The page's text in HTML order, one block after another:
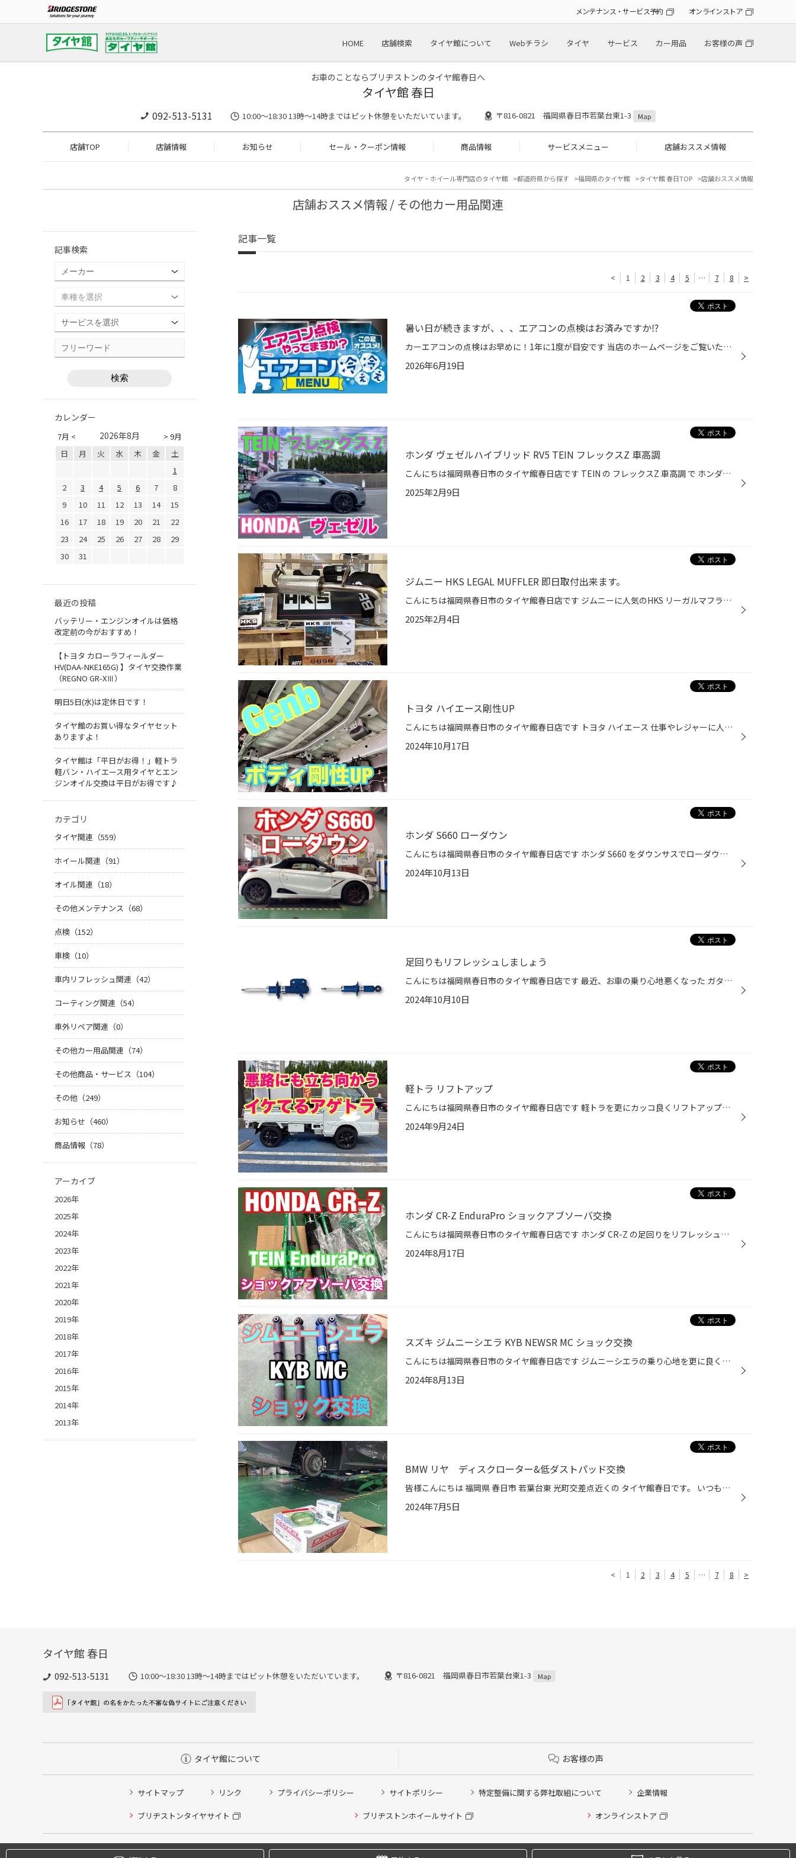
メンテナンス・サービス予約 オンラインストア
HOME 店舗検索 タイヤ館について Webチラシ タイヤ サービス カー用品 お客様の声
お車のことならブリヂストンのタイヤ館春日へ
タイヤ館 春日
092-513-5131 10:00～18:30 13時〜14時まではピット休憩をいただいています。 〒816-0821 福岡県春日市若葉台東1-3 Map
店舗TOP 店舗情報 お知らせ セール・クーポン情報 商品情報 サービスメニュー 店舗おススメ情報
タイヤ・ホイール専門店のタイヤ館 都道府県から探す 福岡県のタイヤ館 タイヤ館 春日TOP 店舗おススメ情報
店舗おススメ情報 / その他カー用品関連
記事一覧
< 1 2 3 4 5 … 7 8 >
暑い日が続きますが、、、エアコンの点検はお済みですか⁉
カーエアコンの点検はお早めに！1年に1度が目安です 当店のホームページをご覧いただきありがとうございます。 暑い日々が続いていますが、 おクルマのエアコンの点検はお済みでしょうか？ 家庭用のエアコンも点検やお掃除をするように、 おクルマのエアコンも同様に点検やメンテナンスが必要です！...
2026年6月19日
ホンダ ヴェゼルハイブリッド RV5 TEIN フレックスZ 車高調
こんにちは福岡県春日市のタイヤ館春日店です TEIN の フレックスZ 車高調 で ホンダヴェゼルハイブリッド RV5 をローダウンしました ノーマルは18インチが標準装着されていますが すでに20インチにインチアップしています。 ですがフェンダーとタイヤの隙間が気になるので ローダウン。車高を下げ...
2025年2月9日
ジムニー HKS LEGAL MUFFLER 即日取付出来ます。
こんにちは福岡県春日市のタイヤ館春日店です ジムニーに人気のHKS リーガルマフラー 在庫あります！ マフラーを交換しようとお悩みの方は ぜひオススメです。 ジムニー、ジムニーシエラ JB64W、JB74W
2025年2月4日
トヨタ ハイエース剛性UP
こんにちは福岡県春日市のタイヤ館春日店です トヨタ ハイエース 仕事やレジャーに人気のお車ですが もう少しボディの剛性が欲しいと思いませんか？ その悩みを解消すべくボディ補強で剛性UPをします ハイエースのパーツ ＝ Genb Genb のパーツで剛性を上げていきます。 リア部です。スペアタイヤ上...
2024年10月17日
ホンダ S660 ローダウン
こんにちは福岡県春日市のタイヤ館春日店です ホンダ S660 をダウンサスでローダウンしました ノーマル車高も良いですが、スポーツカーは少し車高が低い方が やっぱりカッコ良いよね？という事でローダウンです。 約25ミリのダウンです。程よく下がった車高で全体の バランスも良くなりました。 仕...
2024年10月13日
足回りもリフレッシュしましょう
こんにちは福岡県春日市のタイヤ館春日店です 最近、お車の乗り心地悪くなった ガタガタするとかありませんか？ もしかしらそれはショックがヘタっているかもしれません ↑ これがショックアブソーバーです クルマは路面の凸凹からくる衝撃をスプリングを縮めることで吸収します。但しスプリングの特...
2024年10月10日
軽トラ リフトアップ
こんにちは福岡県春日市のタイヤ館春日店です 軽トラを更にカッコ良くリフトアップしました。 約3cmの車高アップです。 リフトアップのキットは信頼と実績の FAF フォレストオート をチョイスしました。 リアはブロックを挟んで車高を上げます。 エブリイ、ハイゼット、N-VANなど車高アップしたい方...
2024年9月24日
ホンダ CR-Z EnduraPro ショックアブソーバ交換
こんにちは福岡県春日市のタイヤ館春日店です ホンダ CR-Z の足回りをリフレッシュする為に 純正形状のショックアブソーバ TEIN EnduraPro に交換しました 走行距離も10万kmを軽く超えていますので ショックアブソーバの交換と同時にダストブーツ バンプラバーなども交換しました。 1Gでの締め直し...
2024年8月17日
スズキ ジムニーシエラ KYB NEWSR MC ショック交換
こんにちは福岡県春日市のタイヤ館春日店です ジムニーシエラの乗り心地を更に良くする為に KYB NEWSR MC のショックに交換しました。 NEWSR MC は新開発HLSバルブを搭載することにより、上質の乗り心地と操縦安定性を向上させたショックアブソーバです。 リアショックです。 フロントショックです...
2024年8月13日
BMW リヤ ディスクローター&低ダストパッド交換
皆様こんにちは 福岡県 春日市 若葉台東 光町交差点近くの タイヤ館春日です。 いつもタイヤ館春日のWEBサイトをご覧頂き誠に有難う御座います。 今回のご紹介はコチラ BMWのリヤブレーキローターと低ダストのディスクパッドの交換です！ こんな感じでサクサク部品を外して行きます！ 今からロータ...
2024年7月5日
< 1 2 3 4 5 … 7 8 >
記事検索
カレンダー
7月 < > 9月
2026年8月
日 月 火 水 木 金
土
1
2
3 4 5 6 7
8
9
10 11 12 13 14
15
16
17 18 19 20 21
22
23
24 25 26 27 28
29
30
31
最近の投稿
バッテリー・エンジンオイルは価格
改定前の今がおすすめ！
【トヨタ カローラフィールダー
HV(DAA-NKE165G) 】タイヤ交換作業
（REGNO GR-XⅢ）
明日5日(水)は定休日です！
タイヤ館のお買い得なタイヤセット
ありますよ！
タイヤ館は「平日がお得！」軽トラ
軽バン・ハイエース用タイヤとエン
ジンオイル交換は平日がお得です♪
カテゴリ
タイヤ関連（559）
ホイール関連（91）
オイル関連（18）
その他メンテナンス（68）
点検（152）
車検（10）
車内リフレッシュ関連（42）
コーティング関連（54）
車外リペア関連（0）
その他カー用品関連（74）
その他商品・サービス（104）
その他（249）
お知らせ（460）
商品情報（78）
アーカイブ
2026年
2025年
2024年
2023年
2022年
2021年
2020年
2019年
2018年
2017年
2016年
2015年
2014年
2013年
タイヤ館 春日
092-513-5131 10:00～18:30 13時〜14時まではピット休憩をいただいています。 〒816-0821 福岡県春日市若葉台東1-3 Map
タイヤ館について お客様の声
サイトマップ リンク プライバシーポリシー サイトポリシー 特定整備に関する弊社取組について 企業情報
ブリヂストンタイヤサイト ブリヂストンホイールサイト オンラインストア
Copyright © 2024 Bridgestone Retail Co.,Ltd. All rights Reserved.
タイヤ点検・安全点検/タイヤ履き替え/オイル交換/その他ピット作業の予約
クローク契約会員専用タイヤ履き替え※タイヤ履き替えを希望のクローク契約会員の方はこちらを選択ください
本日のタイヤ履き替え順番待ち予約 ※クローク契約会員の方はご利用いただけません